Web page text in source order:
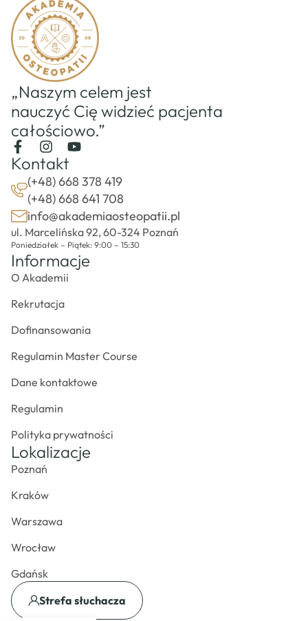
„Naszym celem jest
nauczyć Cię widzieć pacjenta
całościowo.”
Kontakt
(+48) 668 378 419
(+48) 668 641 708
info@akademiaosteopatii.pl
ul. Marcelińska 92, 60-324 Poznań
Poniedziałek – Piątek: 9:00 – 15:30
Informacje
O Akademii
Rekrutacja
Dofinansowania
Regulamin Master Course
Dane kontaktowe
Regulamin
Polityka prywatności
Lokalizacje
Poznań
Kraków
Warszawa
Wrocław
Gdańsk
Strefa słuchacza